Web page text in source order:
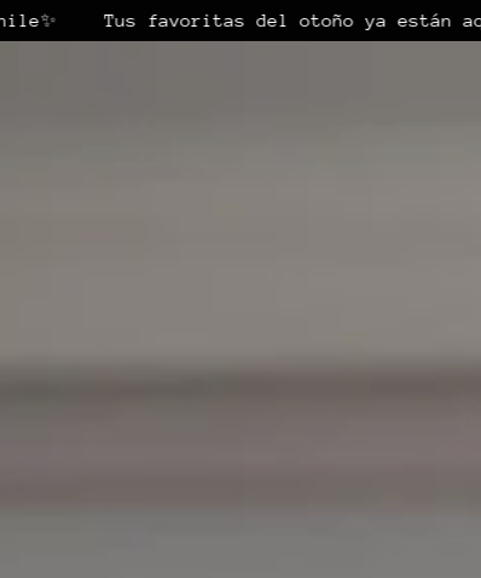
Tus favoritas del otoño ya están aquí 🍂